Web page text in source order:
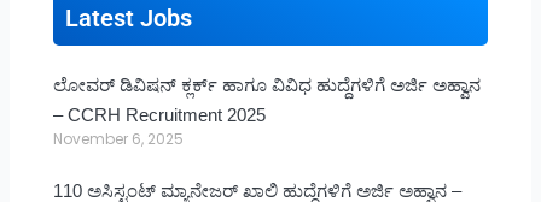
Latest Jobs
ಲೋವರ್ ಡಿವಿಷನ್ ಕ್ಲರ್ಕ್ ಹಾಗೂ ವಿವಿಧ ಹುದ್ದೆಗಳಿಗೆ ಅರ್ಜಿ ಅಹ್ವಾನ
– CCRH Recruitment 2025
November 6, 2025
110 ಅಸಿಸ್ಟಂಟ್ ಮ್ಯಾನೇಜರ್ ಖಾಲಿ ಹುದ್ದೆಗಳಿಗೆ ಅರ್ಜಿ ಅಹ್ವಾನ –